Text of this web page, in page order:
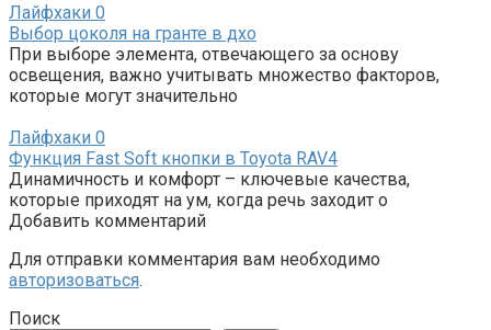
Лайфхаки 0
Выбор цоколя на гранте в дхо
При выборе элемента, отвечающего за основу
освещения, важно учитывать множество факторов,
которые могут значительно
Лайфхаки 0
Функция Fast Soft кнопки в Toyota RAV4
Динамичность и комфорт – ключевые качества,
которые приходят на ум, когда речь заходит о
Добавить комментарий
Для отправки комментария вам необходимо
авторизоваться.
Поиск